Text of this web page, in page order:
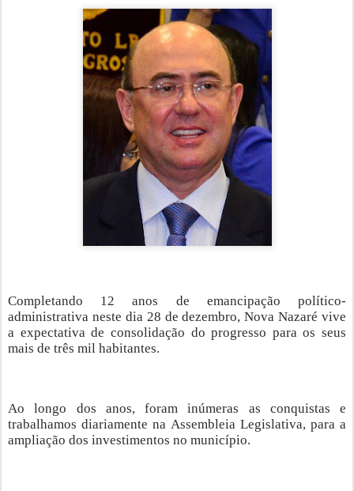
Completando 12 anos de emancipação político-
administrativa neste dia 28 de dezembro, Nova Nazaré vive
a expectativa de consolidação do progresso para os seus
mais de três mil habitantes.
Ao longo dos anos, foram inúmeras as conquistas e
trabalhamos diariamente na Assembleia Legislativa, para a
ampliação dos investimentos no município.